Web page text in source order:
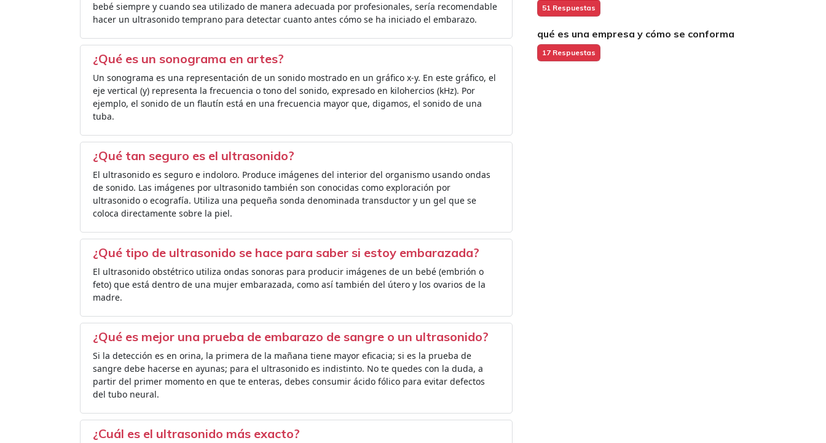
bebé siempre y cuando sea utilizado de manera adecuada por profesionales, sería recomendable
hacer un ultrasonido temprano para detectar cuanto antes cómo se ha iniciado el embarazo.
¿Qué es un sonograma en artes?
Un sonograma es una representación de un sonido mostrado en un gráfico x-y. En este gráfico, el
eje vertical (y) representa la frecuencia o tono del sonido, expresado en kilohercios (kHz). Por
ejemplo, el sonido de un flautín está en una frecuencia mayor que, digamos, el sonido de una
tuba.
¿Qué tan seguro es el ultrasonido?
El ultrasonido es seguro e indoloro. Produce imágenes del interior del organismo usando ondas
de sonido. Las imágenes por ultrasonido también son conocidas como exploración por
ultrasonido o ecografía. Utiliza una pequeña sonda denominada transductor y un gel que se
coloca directamente sobre la piel.
¿Qué tipo de ultrasonido se hace para saber si estoy embarazada?
El ultrasonido obstétrico utiliza ondas sonoras para producir imágenes de un bebé (embrión o
feto) que está dentro de una mujer embarazada, como así también del útero y los ovarios de la
madre.
¿Qué es mejor una prueba de embarazo de sangre o un ultrasonido?
Si la detección es en orina, la primera de la mañana tiene mayor eficacia; si es la prueba de
sangre debe hacerse en ayunas; para el ultrasonido es indistinto. No te quedes con la duda, a
partir del primer momento en que te enteras, debes consumir ácido fólico para evitar defectos
del tubo neural.
¿Cuál es el ultrasonido más exacto?
51 Respuestas
qué es una empresa y cómo se conforma
17 Respuestas